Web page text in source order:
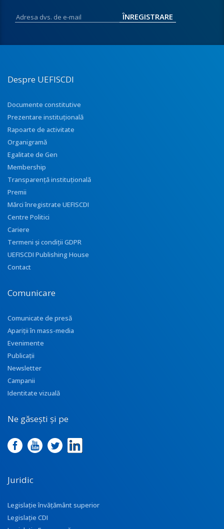
Despre UEFISCDI
Documente constitutive
Prezentare instituţională
Rapoarte de activitate
Organigramă
Egalitate de Gen
Membership
Transparenţă instituţională
Premii
Mărci înregistrate UEFISCDI
Centre Politici
Cariere
Termeni și condiții GDPR
UEFISCDI Publishing House
Contact
Comunicare
Comunicate de presă
Apariţii în mass-media
Evenimente
Publicații
Newsletter
Campanii
Identitate vizuală
Ne găsești și pe
Juridic
Legislație învățământ superior
Legislație CDI